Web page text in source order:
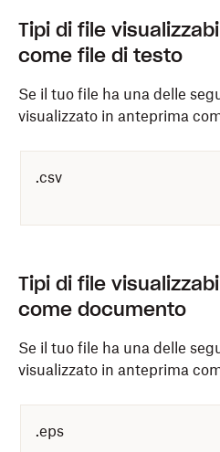
Tipi di file
come file di testo
Se il tuo file ha una delle
visualizzato in anteprima
.csv
Tipi di file
come documento
Se il tuo file ha una delle
visualizzato in anteprima
.eps